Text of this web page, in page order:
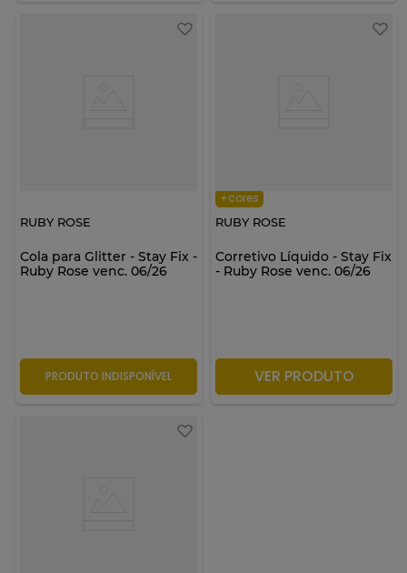
RUBY ROSE
Cola para Glitter - Stay Fix -
Ruby Rose venc. 06/26
PRODUTO INDISPONÍVEL
+cores
RUBY ROSE
Corretivo Líquido - Stay Fix
- Ruby Rose venc. 06/26
PRODUTO INDISPONÍVEL
VER PRODUTO